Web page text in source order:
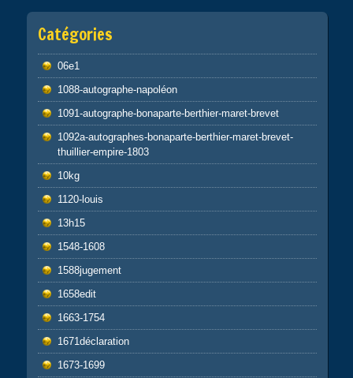
Catégories
06e1
1088-autographe-napoléon
1091-autographe-bonaparte-berthier-maret-brevet
1092a-autographes-bonaparte-berthier-maret-brevet-
thuillier-empire-1803
10kg
1120-louis
13h15
1548-1608
1588jugement
1658edit
1663-1754
1671déclaration
1673-1699